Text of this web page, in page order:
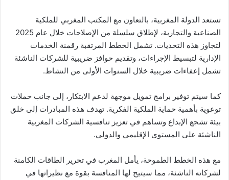
تستعد الدولة المغربية، بالتعاون مع المكتب المغربي للملكية
الصناعية والتجارية، لإطلاق سلسلة من الإصلاحات خلال عام 2025
لتجاوز هذه التحديات. تشمل الخطط المرتقبة رقمنة الخدمات
الإدارية لتبسيط الإجراءات، وتقديم حوافز ضريبية للشركات الناشئة
تشمل إعفاءات ضريبية خلال السنوات الأولى من النشاط.
كما سيتم توفير برامج تمويل موجهة لدعم الابتكار، إلى جانب حملات
توعوية بأهمية حماية الملكية الفكرية. تهدف هذه المبادرات إلى خلق
بيئة تشجع الإبداع وتساهم في تعزيز تنافسية الشركات المغربية
الناشئة على المستوى الإقليمي والدولي.
مع هذه الخطط الطموحة، يأمل المغرب في تحرير الطاقات الكامنة
لشركاته الناشئة، مما سيتيح لها المنافسة بقوة مع نظيراتها في